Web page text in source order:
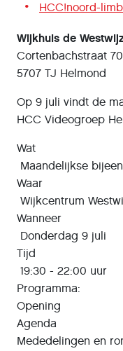
HCC!noord-
Wijkhuis de
Cortenbachstraat 70
5707 TJ Helmond
Op 9 juli vindt de
HCC Videogroep
Wat
Maandelijkse
Waar
Wijkcentrum
Wanneer
Donderdag 9 juli
Tijd
19:30 - 22:00 uur
Programma:
Opening
Agenda
Mededelingen en